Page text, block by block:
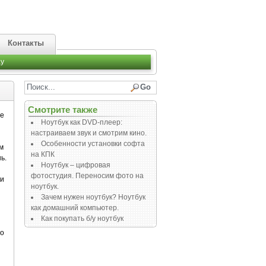
Контакты
Смотрите также
Ноутбук как DVD-плеер:
настраиваем звук и смотрим кино.
Особенности установки софта
на КПК
Ноутбук – цифровая
фотостудия. Переносим фото на
ноутбук.
Зачем нужен ноутбук? Ноутбук
как домашний компьютер.
Как покупать б/у ноутбук